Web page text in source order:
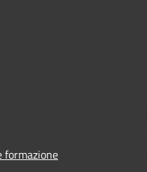
formazione